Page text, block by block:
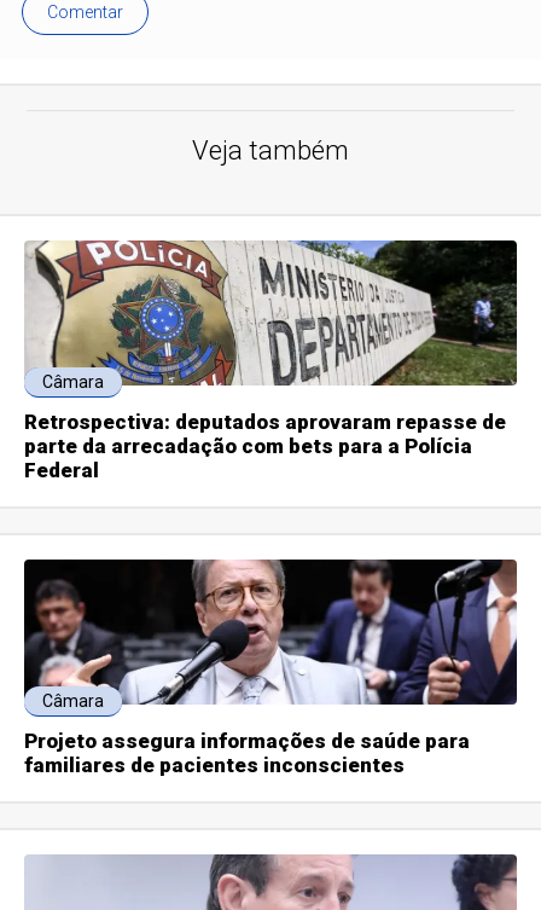
Comentar
Veja também
Câmara
Retrospectiva: deputados aprovaram repasse de
parte da arrecadação com bets para a Polícia
Federal
Câmara
Projeto assegura informações de saúde para
familiares de pacientes inconscientes